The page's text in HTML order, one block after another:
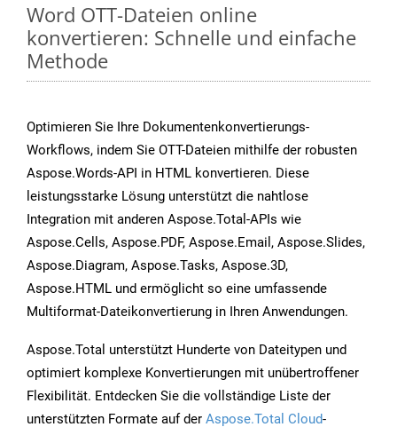
Word OTT-Dateien online
konvertieren: Schnelle und einfache
Methode
Optimieren Sie Ihre Dokumentenkonvertierungs-
Workflows, indem Sie OTT-Dateien mithilfe der robusten
Aspose.Words-API in HTML konvertieren. Diese
leistungsstarke Lösung unterstützt die nahtlose
Integration mit anderen Aspose.Total-APIs wie
Aspose.Cells, Aspose.PDF, Aspose.Email, Aspose.Slides,
Aspose.Diagram, Aspose.Tasks, Aspose.3D,
Aspose.HTML und ermöglicht so eine umfassende
Multiformat-Dateikonvertierung in Ihren Anwendungen.
Aspose.Total unterstützt Hunderte von Dateitypen und
optimiert komplexe Konvertierungen mit unübertroffener
Flexibilität. Entdecken Sie die vollständige Liste der
unterstützten Formate auf der Aspose.Total Cloud-